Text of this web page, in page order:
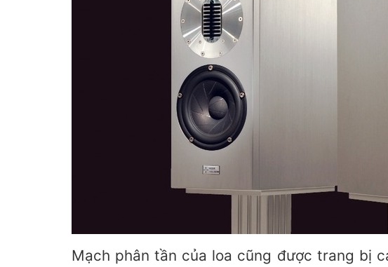
Mạch phân tần của loa cũng được trang bị